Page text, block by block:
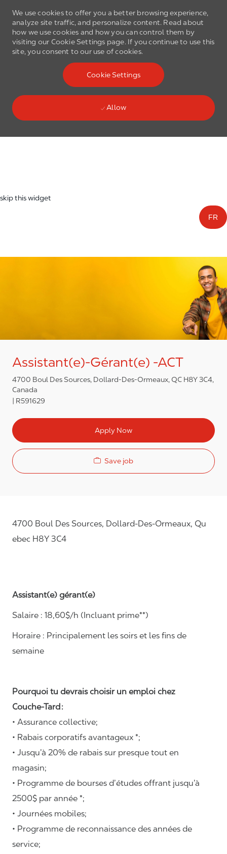
We use cookies to offer you a better browsing experience,
analyze site traffic, and personalize content. Read about
how we use cookies and how you can control them by
visiting our Cookie Settings page. If you continue to use this
site, you consent to our use of cookies.
Cookie Settings
Allow
Skip to main content
skip this widget
FR
Assistant(e)-Gérant(e) -ACT
4700 Boul Des Sources, Dollard-Des-Ormeaux, QC H8Y 3C4,
Canada
R591629
Apply Now
Save job
4700 Boul Des Sources, Dollard-Des-Ormeaux, Qu
ebec H8Y 3C4
Assistant(e) gérant(e)
Salaire : 18,60$/h (Incluant prime**)
Horaire : Principalement les soirs et les fins de
semaine
Pourquoi tu devrais choisir un emploi chez
Couche-Tard :
• Assurance collective;
• Rabais corporatifs avantageux *;
• Jusqu’à 20% de rabais sur presque tout en
magasin;
• Programme de bourses d’études offrant jusqu’à
2500$ par année *;
• Journées mobiles;
• Programme de reconnaissance des années de
service;